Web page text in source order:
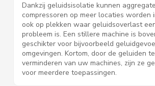
Dankzij geluidsisolatie kunnen
compressoren op meer locaties worden
ook op plekken waar geluidsoverlast
probleem is. Een stillere machine is
geschikter voor bijvoorbeeld
omgevingen. Kortom, door de geluiden te
verminderen van uw machines, zijn ze
voor meerdere toepassingen.